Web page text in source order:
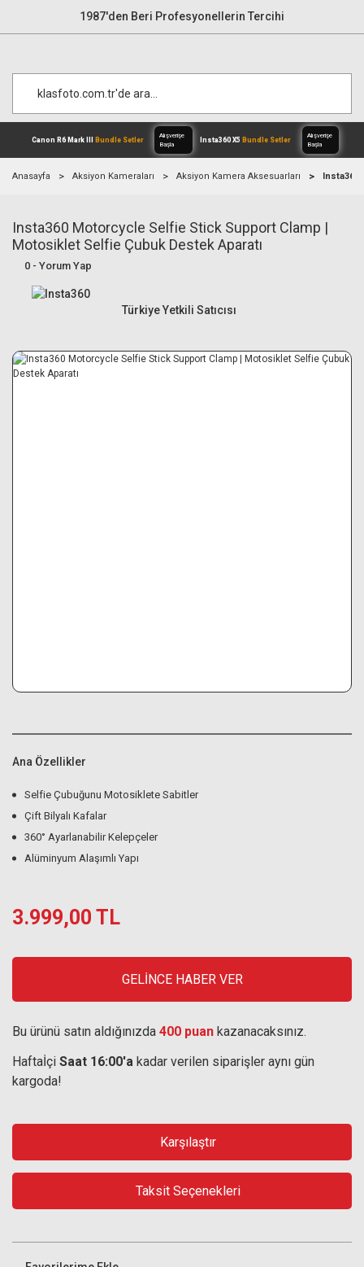
1987'den Beri Profesyonellerin Tercihi
Canon R6 Mark IIIBundle Setler
Alışverişe
Anasayfa Aksiyon Kameraları Aksiyon Kamera Aksesuarları Insta360
Insta360 Motorcycle Selfie Stick Support Clamp |
Motosiklet Selfie Çubuk Destek Aparatı
0 - Yorum Yap
Türkiye Yetkili Satıcısı
Ana Özellikler
Selfie Çubuğunu Motosiklete Sabitler
Çift Bilyalı Kafalar
360° Ayarlanabilir Kelepçeler
Alüminyum Alaşımlı Yapı
3.999,00 TL
GELİNCE HABER VER
Bu ürünü satın aldığınızda 400 puan kazanacaksınız.
Haftaİçi Saat 16:00'a kadar verilen siparişler aynı gün
kargoda!
Karşılaştır
Taksit Seçenekleri